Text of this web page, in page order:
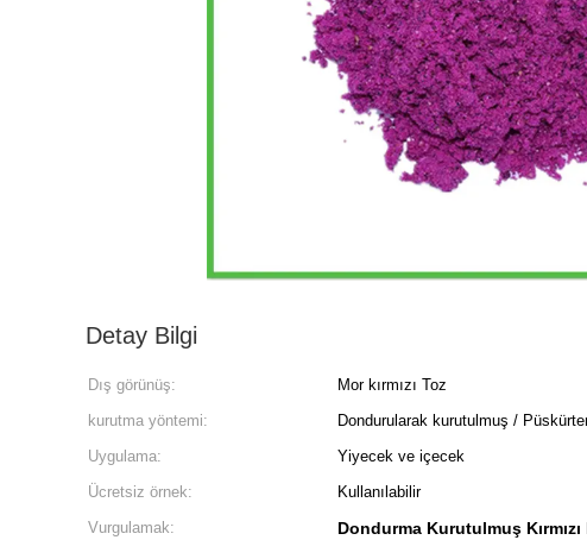
Detay Bilgi
Dış görünüş: Mor kırmızı Toz
kurutma yöntemi:
Dondurularak kurutulmuş /
Uygulama:
Yiyecek ve içecek
Ücretsiz örnek:
Kullanılabilir
Vurgulamak:
Dondurma Kurutulmuş